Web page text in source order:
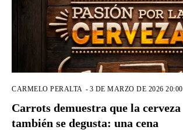
CARMELO PERALTA - 3 DE MARZO DE 2026 20:00
Carrots demuestra que la cerveza
también se degusta: una cena